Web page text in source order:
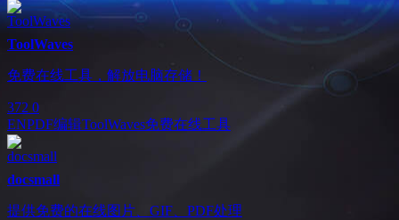
ToolWaves
免费在线工具，解放电脑存储！
372 0
ENPDF编辑ToolWaves免费在线工具
docsmall
提供免费的在线图片、GIF、PDF处理